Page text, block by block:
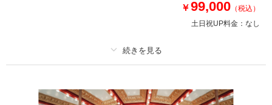
￥99,000 （税込）
土日祝UP料金： なし
撮影料 新婦衣装1着 新郎衣装1着